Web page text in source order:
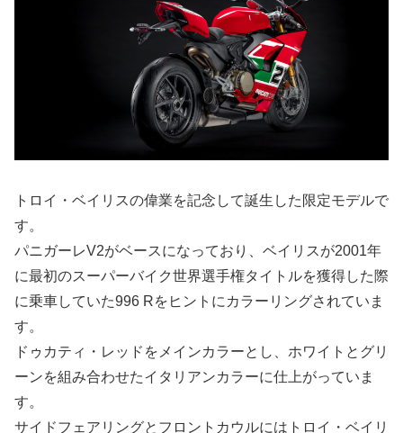
トロイ・ベイリスの偉業を記念して誕生した限定モデルで
す。
パニガーレV2がベースになっており、ベイリスが2001年
に最初のスーパーバイク世界選手権タイトルを獲得した際
に乗車していた996 Rをヒントにカラーリングされていま
す。
ドゥカティ・レッドをメインカラーとし、ホワイトとグリ
ーンを組み合わせたイタリアンカラーに仕上がっていま
す。
サイドフェアリングとフロントカウルにはトロイ・ベイリ